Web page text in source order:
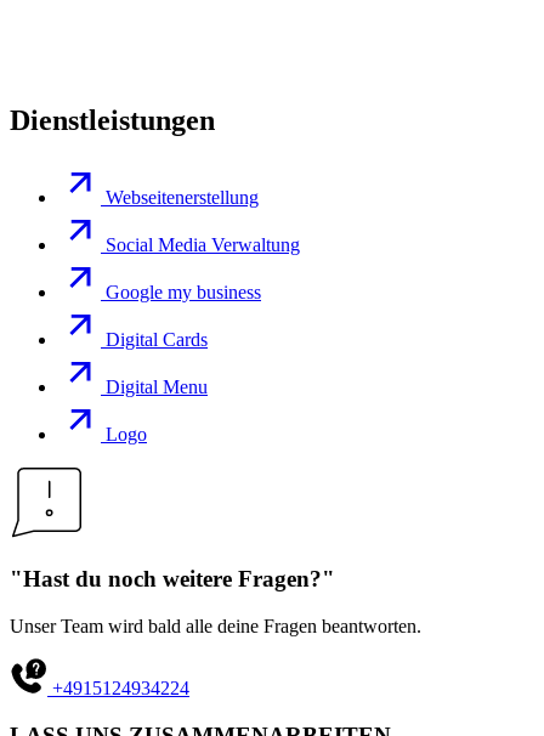
Dienstleistungen
Webseitenerstellung
Social Media Verwaltung
Google my business
Digital Cards
Digital Menu
Logo
"Hast du noch weitere Fragen?"
Unser Team wird bald alle deine Fragen beantworten.
+4915124934224